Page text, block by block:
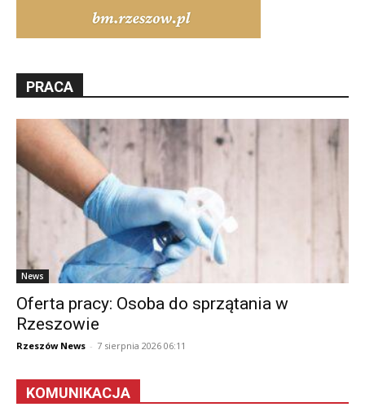
PRACA
News
Oferta pracy: Osoba do sprzątania w
Rzeszowie
Rzeszów News - 7 sierpnia 2026 06:11
KOMUNIKACJA